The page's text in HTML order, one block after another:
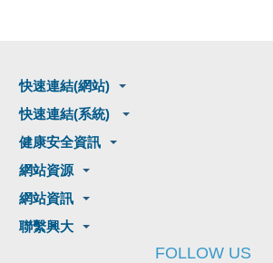
快速連結(網站)
快速連結(系統)
健康安全資訊
網站資源
網站資訊
聯繫興大
FOLLOW US